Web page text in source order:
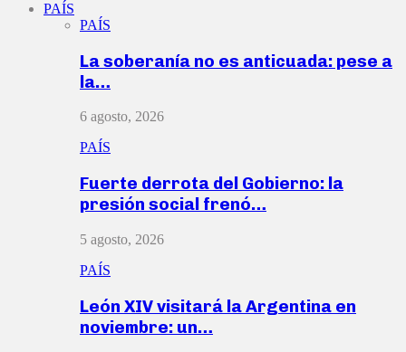
PAÍS
PAÍS
La soberanía no es anticuada: pese a
la…
6 agosto, 2026
PAÍS
Fuerte derrota del Gobierno: la
presión social frenó…
5 agosto, 2026
PAÍS
León XIV visitará la Argentina en
noviembre: un…